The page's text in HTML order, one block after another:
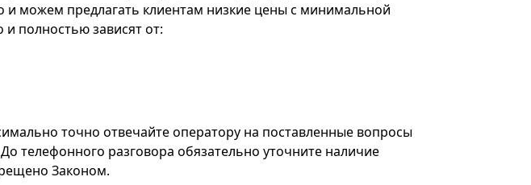
можем предлагать клиентам низкие цены с минимальной
полностью зависят от:
точно отвечайте оператору на поставленные вопросы
телефонного разговора обязательно уточните наличие
Законом.